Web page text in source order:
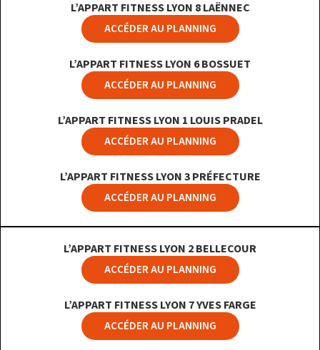
L’APPART FITNESS LYON 8 LAËNNEC
ACCÉDER AU PLANNING
L’APPART FITNESS LYON 6 BOSSUET
ACCÉDER AU PLANNING
L’APPART FITNESS LYON 1 LOUIS PRADEL
ACCÉDER AU PLANNING
L’APPART FITNESS LYON 3 PRÉFECTURE
ACCÉDER AU PLANNING
L’APPART FITNESS LYON 2 BELLECOUR
ACCÉDER AU PLANNING
L’APPART FITNESS LYON 7 YVES FARGE
ACCÉDER AU PLANNING